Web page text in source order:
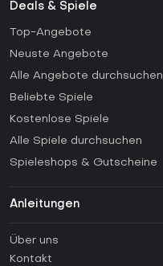
Deals & Spiele
Top-Angebote
Neuste Angebote
Alle Angebote durchsuchen
Beliebte Spiele
Kostenlose Spiele
Alle Spiele durchsuchen
Spieleshops & Gutscheine
Anleitungen
Anleitungen
Über uns
Kontakt